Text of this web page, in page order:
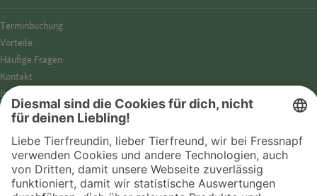
Termin­buchung
Vorteile
Häufige Fragen
Kontakt
Barrierefreiheit
Impressum
Datenschutz­hinweise
Cookies
AGB